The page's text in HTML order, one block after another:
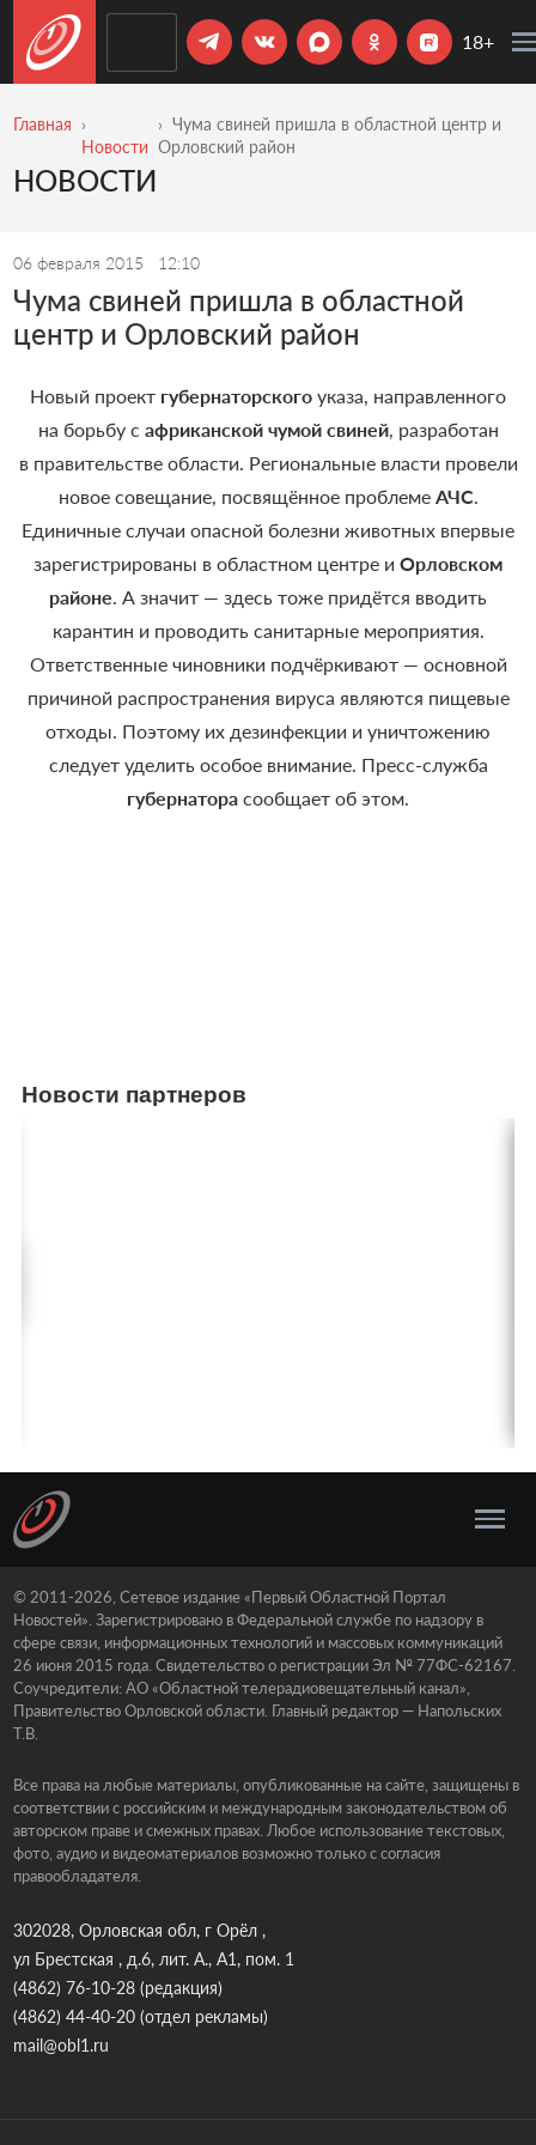
18+
Главная
Новости
Чума свиней пришла в областной центр и
Орловский район
НОВОСТИ
06 февраля 2015 12:10
Чума свиней пришла в областной
центр и Орловский район
Новый проект губернаторского указа, направленного
на борьбу с африканской чумой свиней, разработан
в правительстве области. Региональные власти провели
новое совещание, посвящённое проблеме АЧС
Единичные случаи опасной болезни животных впервые
зарегистрированы в областном центре и Орловском
районе . А значит — здесь тоже придётся вводить
карантин и проводить санитарные мероприятия.
Ответственные чиновники подчёркивают — основной
причиной распространения вируса являются пищевые
отходы. Поэтому их дезинфекции и уничтожению
следует уделить особое внимание. Пресс-служба
губернатора сообщает об этом.
Новости партнеров
© 2011-2026, Сетевое издание «Первый Областной Портал
Новостей». Зарегистрировано в Федеральной службе по надзору в
сфере связи, информационных технологий и массовых коммуникаций
26 июня 2015 года. Свидетельство о регистрации Эл № 77ФС-62167.
Соучредители: АО «Областной телерадиовещательный канал»,
Правительство Орловской области. Главный редактор — Напольских
Т.В.
Все права на любые материалы, опубликованные на сайте, защищены в
соответствии с российским и международным законодательством об
авторском праве и смежных правах. Любое использование текстовых,
фото, аудио и видеоматериалов возможно только с согласия
правообладателя.
302028, Орловская обл, г Орёл ,
ул Брестская , д.6, лит. А., А1, пом. 1
(4862) 76-10-28(редакция)
(4862) 44-40-20(отдел рекламы)
mail@obl1.ru